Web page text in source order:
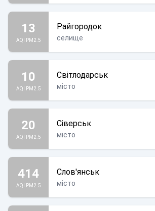
13
AQI PM2.5
Райгородок
селище
10
AQI PM2.5
Світлодарськ
місто
20
AQI PM2.5
Сіверськ
місто
414
AQI PM2.5
Слов'янськ
місто